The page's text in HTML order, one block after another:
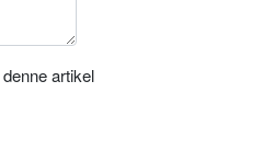
artikel